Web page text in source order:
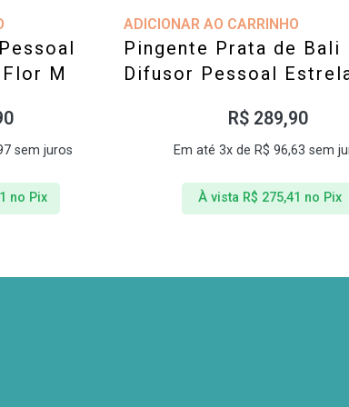
M
sem juros
no Pix
ADICIONAR AO CARRINHO
Pingente Prata de Bali
Difusor Pessoal
R$ 289,90
Em até 3x de R$ 96,63 sem
À vista R$ 275,41 no Pix